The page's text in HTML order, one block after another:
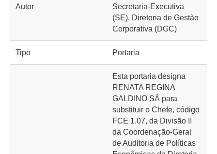
Autor
Secretaria-Executiva
(SE). Diretoria de Gestão
Corporativa (DGC)
Tipo Portaria
Esta portaria designa
RENATA REGINA
GALDINO SÁ para
substituir o Chefe, código
FCE 1.07, da Divisão II
da Coordenação-Geral
de Auditoria de Políticas